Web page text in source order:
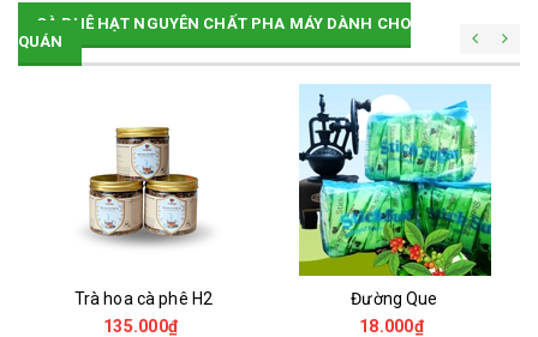
CÀ PHÊ HẠT NGUYÊN CHẤT PHA MÁY DÀNH CHO
QUÁN
Trà hoa cà phê H2
135.000₫
Đường Que
18.000₫